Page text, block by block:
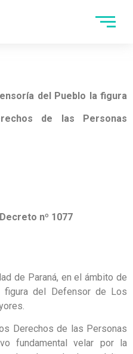
del Pueblo la figura
de las Personas
nº 1077
de Paraná, en el ámbito de
figura del Defensor de Los
Derechos de las Personas
fundamental velar por la